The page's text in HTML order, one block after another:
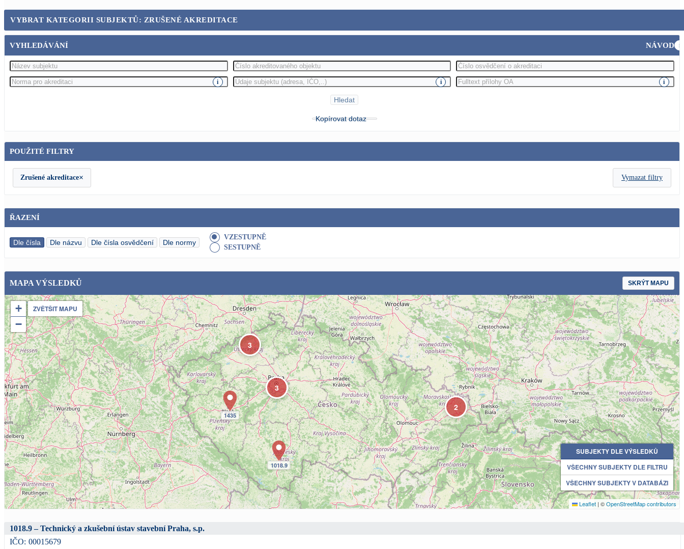
VYBRAT KATEGORII SUBJEKTŮ: ZRUŠENÉ AKREDITACE
VYHLEDÁVÁNÍ NÁVOD i
i i i
Hledat
Kopírovat dotaz
POUŽITÉ FILTRY
Zrušené akreditace× Vymazat filtry
ŘAZENÍ
Dle čísla Dle názvu Dle čísla osvědčení Dle normy
VZESTUPNĚ
SESTUPNĚ
MAPA VÝSLEDKŮ SKRÝT MAPU
2
3
1435
1018.9
3
+
−
ZVĚTŠIT MAPU
SUBJEKTY DLE VÝSLEDKŮ
VŠECHNY SUBJEKTY DLE FILTRU
VŠECHNY SUBJEKTY V DATABÁZI
Leaflet | ©OpenStreetMap contributors
1018.9 – Technický a zkušební ústav stavební Praha, s.p.
IČO: 00015679